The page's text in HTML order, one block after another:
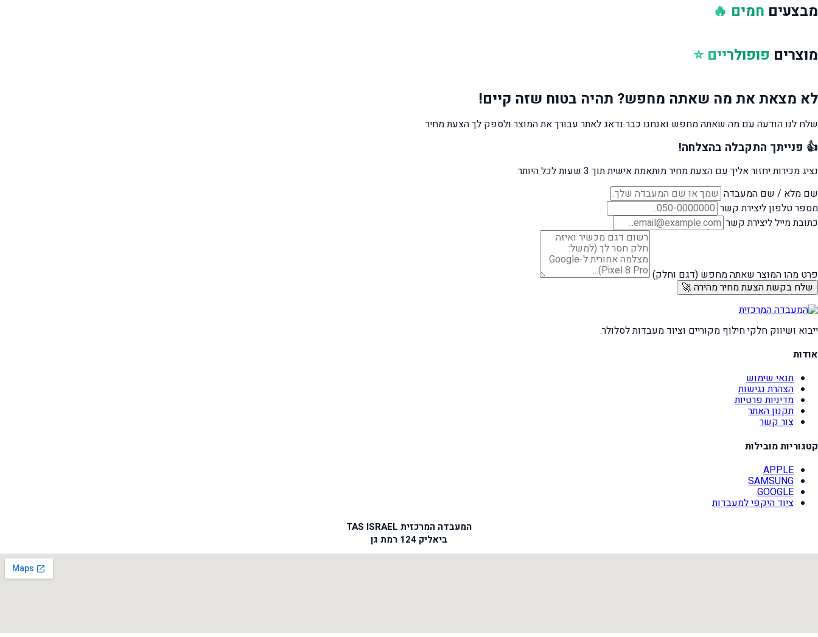
מבצעים חמים 🔥
מוצרים פופולריים ⭐
לא מצאת את מה שאתה מחפש? תהיה בטוח שזה קיים!
שלח לנו הודעה עם מה שאתה מחפש ואנחנו כבר נדאג לאתר עבורך את המוצר ולספק לך הצעת מחיר
👍 פנייתך התקבלה בהצלחה!
נציג מכירות יחזור אליך עם הצעת מחיר מותאמת אישית תוך 3 שעות לכל היותר.
שם מלא / שם המעבדה
מספר טלפון ליצירת קשר
כתובת מייל ליצירת קשר
פרט מהו המוצר שאתה מחפש (דגם וחלק)
שלח בקשת הצעת מחיר מהירה 🚀
ייבוא ושיווק חלקי חילוף מקוריים וציוד מעבדות לסלולר.
אודות
תנאי שימוש
הצהרת נגישות
מדיניות פרטיות
תקנון האתר
צור קשר
קטגוריות מובילות
APPLE
SAMSUNG
GOOGLE
ציוד היקפי למעבדות
המעבדה המרכזית TAS ISRAEL
ביאליק 124 רמת גן